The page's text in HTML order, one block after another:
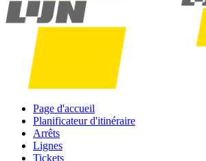
Page d'accueil
Planificateur d'itinéraire
Arrêts
Lignes
Tickets